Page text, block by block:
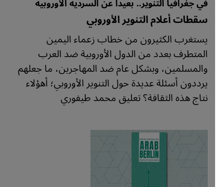
سقطات أعلام التنوير الأوروبي
يستغرب الكثيرون من خطاب زعماء اليمين
المتطرف بعدد من الدول الأوروبية ضد العرب
والمسلمين، وبشكل عام ضد المهاجرين، ما جعلهم
يرددون أسئلة عديدة حول التنوير الأوروبي؛ أهؤلاء
نتاج هذه الثقافة؟ تعليق محمد طيفوري